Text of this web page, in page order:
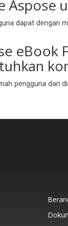
Aspose
dapat dengan
eBook
pengguna dan